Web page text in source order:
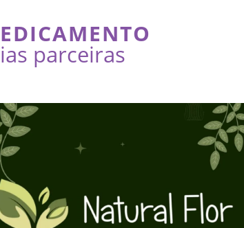
parceiras